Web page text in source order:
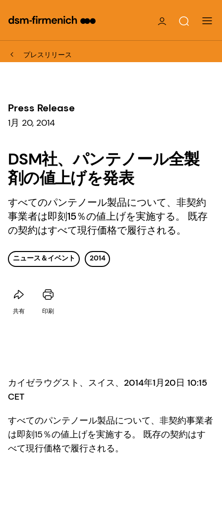
プレスリリース
Press Release
1月 20, 2014
DSM社、パンテノール全製
剤の値上げを発表
すべてのパンテノール製品について、非契約
事業者は即刻15％の値上げを実施する。 既存
の契約はすべて現行価格で履行される。
ニュース＆イベント 2014
共有 印刷
カイゼラウグスト、スイス、2014年1月20日 10:15
CET
すべてのパンテノール製品について、非契約事業者
は即刻15％の値上げを実施する。 既存の契約はす
べて現行価格で履行される。